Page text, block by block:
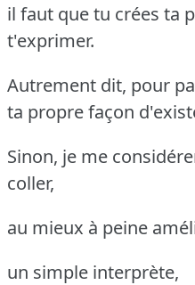
il faut que tu crées ta
t'exprimer.
Autrement dit, pour
ta propre façon
Sinon, je me
coller,
au mieux à peine
un simple interprète,